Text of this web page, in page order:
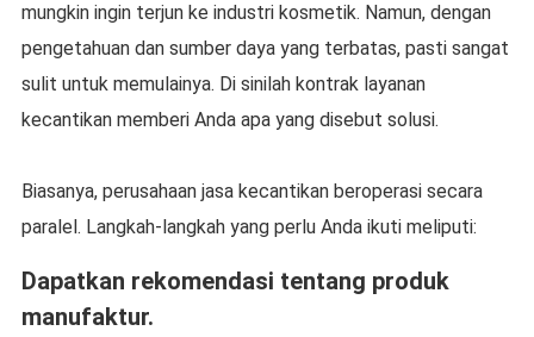
mungkin ingin terjun ke industri kosmetik. Namun, dengan
pengetahuan dan sumber daya yang terbatas, pasti sangat
sulit untuk memulainya. Di sinilah kontrak layanan
kecantikan memberi Anda apa yang disebut solusi.
Biasanya, perusahaan jasa kecantikan beroperasi secara
paralel. Langkah-langkah yang perlu Anda ikuti meliputi:
Dapatkan rekomendasi tentang produk
manufaktur.